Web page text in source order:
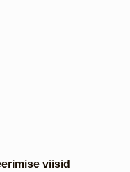
viisid